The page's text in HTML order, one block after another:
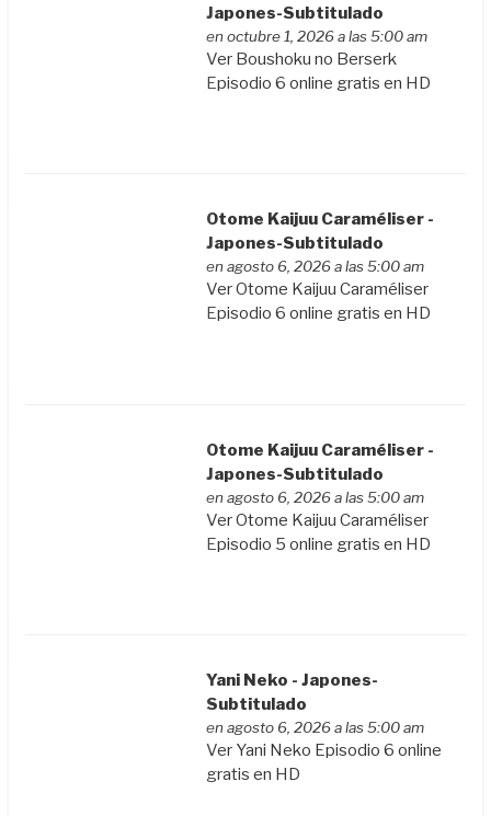
Japones-Subtitulado
en octubre 1, 2026 a las 5:00 am
Ver Boushoku no Berserk
Episodio 6 online gratis en HD
Otome Kaijuu Caraméliser -
Japones-Subtitulado
en agosto 6, 2026 a las 5:00 am
Ver Otome Kaijuu Caraméliser
Episodio 6 online gratis en HD
Otome Kaijuu Caraméliser -
Japones-Subtitulado
en agosto 6, 2026 a las 5:00 am
Ver Otome Kaijuu Caraméliser
Episodio 5 online gratis en HD
Yani Neko - Japones-
Subtitulado
en agosto 6, 2026 a las 5:00 am
Ver Yani Neko Episodio 6 online
gratis en HD